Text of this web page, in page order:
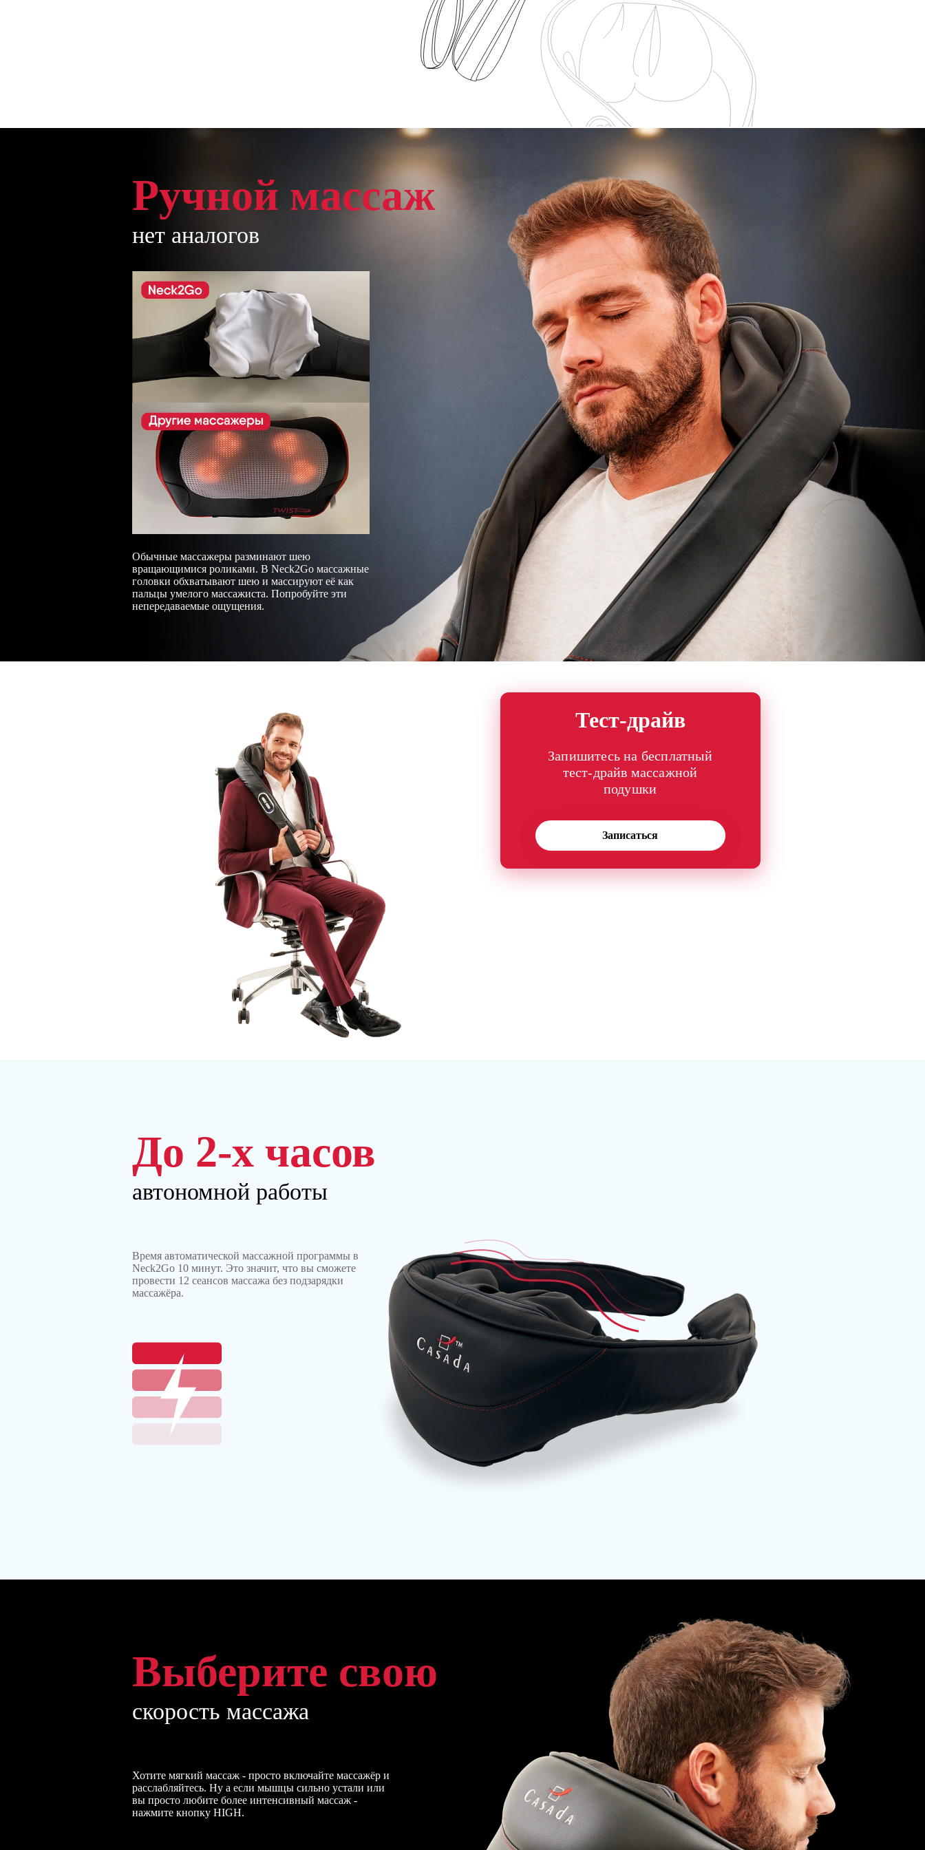
Ручной массаж
нет аналогов
Обычные массажеры разминают шею
вращающимися роликами. В Neck2Go массажные
головки обхватывают шею и массируют её как
пальцы умелого массажиста. Попробуйте эти
непередаваемые ощущения.
Тест-драйв
Запишитесь на бесплатный
тест-драйв массажной
подушки
Записаться
До 2-х часов
автономной работы
Время автоматической массажной программы в
Neck2Go 10 минут. Это значит, что вы сможете
провести 12 сеансов массажа без подзарядки
массажёра.
Выберите свою
скорость массажа
Хотите мягкий массаж - просто включайте массажёр и
расслабляйтесь. Ну а если мышцы сильно устали или
вы просто любите более интенсивный массаж -
нажмите кнопку HIGH.